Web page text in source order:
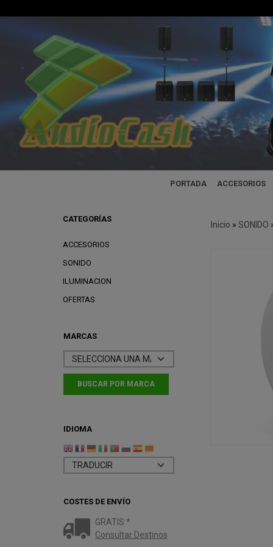
PORTADA ACCESORIOS
CATEGORÍAS
ACCESORIOS
SONIDO
ILUMINACION
OFERTAS
MARCAS
IDIOMA
COSTES DE ENVÍO
GRATIS *
Consultar Destinos
Inicio » SONIDO